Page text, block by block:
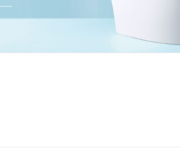
無障礙衛浴設備方案
無障礙衛浴
搜尋產品